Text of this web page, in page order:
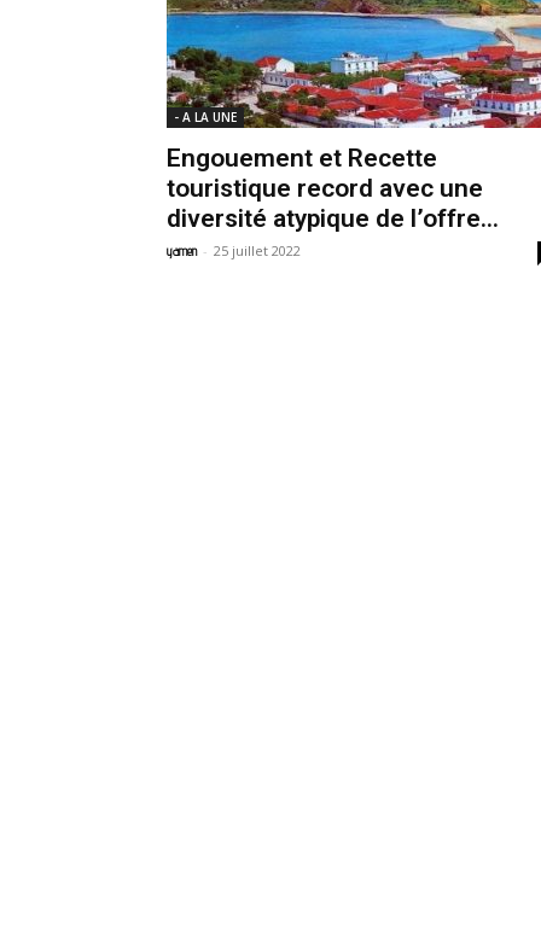
- A LA UNE
Engouement et Recette
touristique record avec une
diversité atypique de l’offre...
yamen - 25 juillet 2022